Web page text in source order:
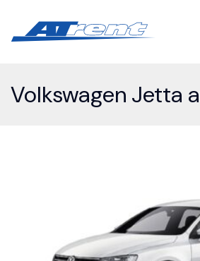
Volkswagen Jetta